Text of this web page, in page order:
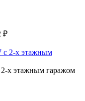
₽
2-х этажным гаражом